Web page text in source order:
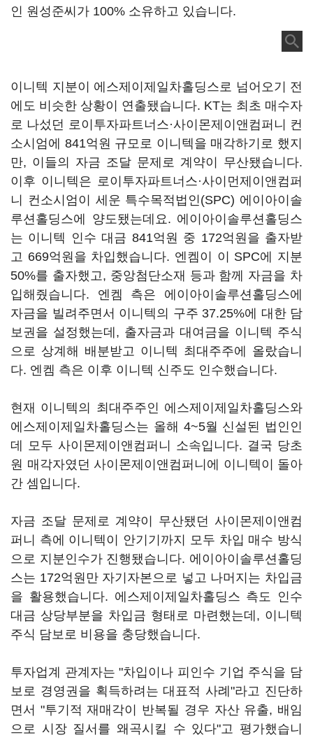
인 원성준씨가 100% 소유하고 있습니다.
이니텍 지분이 에스제이제일차홀딩스로 넘어오기 전
에도 비슷한 상황이 연출됐습니다. KT는 최초 매수자
로 나섰던 로이투자파트너스·사이몬제이앤컴퍼니 컨
소시엄에 841억원 규모로 이니텍을 매각하기로 했지
만, 이들의 자금 조달 문제로 계약이 무산됐습니다.
이후 이니텍은 로이투자파트너스·사이먼제이앤컴퍼
니 컨소시엄이 세운 특수목적법인(SPC) 에이아이솔
루션홀딩스에 양도됐는데요. 에이아이솔루션홀딩스
는 이니텍 인수 대금 841억원 중 172억원을 출자받
고 669억원을 차입했습니다. 엔켐이 이 SPC에 지분
50%를 출자했고, 중앙첨단소재 등과 함께 자금을 차
입해줬습니다. 엔켐 측은 에이아이솔루션홀딩스에
자금을 빌려주면서 이니텍의 구주 37.25%에 대한 담
보권을 설정했는데, 출자금과 대여금을 이니텍 주식
으로 상계해 배분받고 이니텍 최대주주에 올랐습니
다. 엔켐 측은 이후 이니텍 신주도 인수했습니다.
현재 이니텍의 최대주주인 에스제이제일차홀딩스와
에스제이제일차홀딩스는 올해 4~5월 신설된 법인인
데 모두 사이몬제이앤컴퍼니 소속입니다. 결국 당초
원 매각자였던 사이몬제이앤컴퍼니에 이니텍이 돌아
간 셈입니다.
자금 조달 문제로 계약이 무산됐던 사이몬제이앤컴
퍼니 측에 이니텍이 안기기까지 모두 차입 매수 방식
으로 지분인수가 진행됐습니다. 에이아이솔루션홀딩
스는 172억원만 자기자본으로 넣고 나머지는 차입금
을 활용했습니다. 에스제이제일차홀딩스 측도 인수
대금 상당부분을 차입금 형태로 마련했는데, 이니텍
주식 담보로 비용을 충당했습니다.
투자업계 관계자는 "차입이나 피인수 기업 주식을 담
보로 경영권을 획득하려는 대표적 사례"라고 진단하
면서 "투기적 재매각이 반복될 경우 자산 유출, 배임
으로 시장 질서를 왜곡시킬 수 있다"고 평가했습니